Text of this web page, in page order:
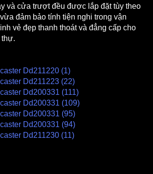
và cửa trượt đều được lắp đặt tùy theo
đảm bảo tính tiện nghi trong vận
vẻ đẹp thanh thoát và đẳng cấp cho
thự.